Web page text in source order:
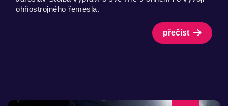
ohňostrojného řemesla.
přečíst